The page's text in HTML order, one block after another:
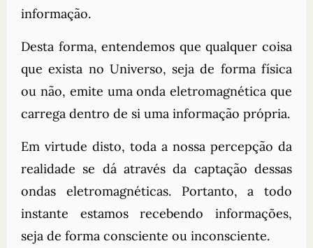
informação.
Desta forma, entendemos que qualquer coisa
que exista no Universo, seja de forma física
ou não, emite uma onda eletromagnética que
carrega dentro de si uma informação própria.
Em virtude disto, toda a nossa percepção da
realidade se dá através da captação dessas
ondas eletromagnéticas. Portanto, a todo
instante estamos recebendo informações,
seja de forma consciente ou inconsciente.